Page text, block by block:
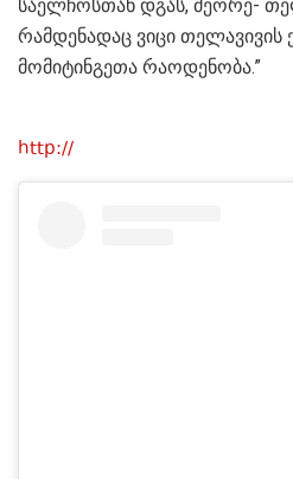
საელჩოსთან დგას, მეორე-
რამდენადაც ვიცი თელავივის
მომიტინგეთა რაოდენობა.”
http://